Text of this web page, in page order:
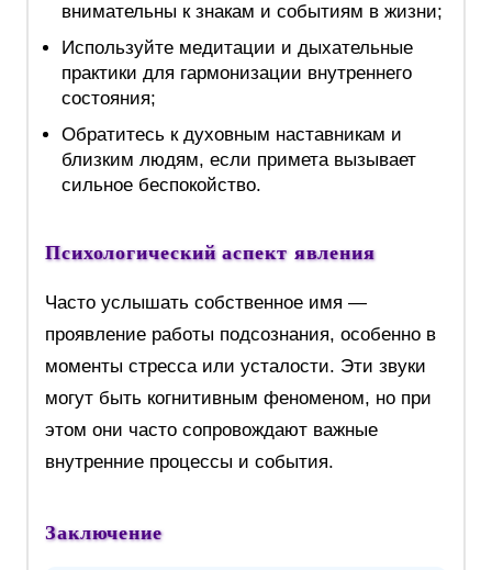
внимательны к знакам и событиям в жизни;
Используйте медитации и дыхательные
практики для гармонизации внутреннего
состояния;
Обратитесь к духовным наставникам и
близким людям, если примета вызывает
сильное беспокойство.
Психологический аспект явления
Часто услышать собственное имя —
проявление работы подсознания, особенно в
моменты стресса или усталости. Эти звуки
могут быть когнитивным феноменом, но при
этом они часто сопровождают важные
внутренние процессы и события.
Заключение